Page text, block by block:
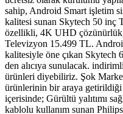
sahip, Android Smart işletim
kalitesi sunan Skytech 50 inç
özellikli, 4K UHD
Televizyon 15.499 TL.
kalitesiyle öne çıkan
den alıcıya sunulacak.
ürünleri diyebiliriz. Şok
ürünlerinin bir araya
içerisinde; Gürültü yalıtımı
kablolu kullanım sunan